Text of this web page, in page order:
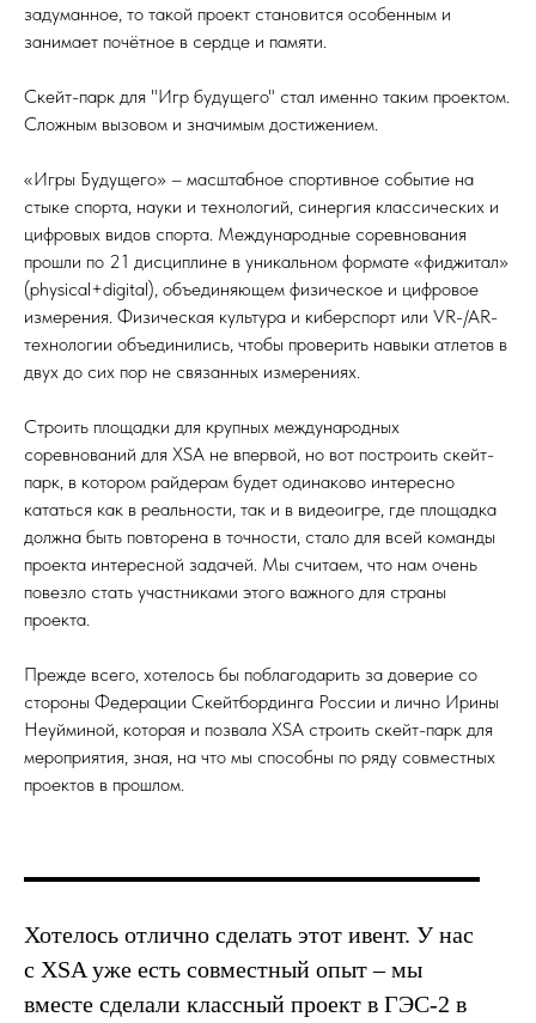
задуманное, то такой проект становится особенным и
занимает почётное в сердце и памяти.
Скейт-парк для "Игр будущего" стал именно таким проектом.
Сложным вызовом и значимым достижением.
«Игры Будущего» – масштабное спортивное событие на
стыке спорта, науки и технологий, синергия классических и
цифровых видов спорта. Международные соревнования
прошли по 21 дисциплине в уникальном формате «фиджитал»
(physical+digital), объединяющем физическое и цифровое
измерения. Физическая культура и киберспорт или VR-/AR-
технологии объединились, чтобы проверить навыки атлетов в
двух до сих пор не связанных измерениях.
Строить площадки для крупных международных
соревнований для XSA не впервой, но вот построить скейт-
парк, в котором райдерам будет одинаково интересно
кататься как в реальности, так и в видеоигре, где площадка
должна быть повторена в точности, стало для всей команды
проекта интересной задачей. Мы считаем, что нам очень
повезло стать участниками этого важного для страны
проекта.
Прежде всего, хотелось бы поблагодарить за доверие со
стороны Федерации Скейтбординга России и лично Ирины
Неуйминой, которая и позвала XSA строить скейт-парк для
мероприятия, зная, на что мы способны по ряду совместных
проектов в прошлом.
Хотелось отлично сделать этот ивент. У нас
с XSA уже есть совместный опыт – мы
вместе сделали классный проект в ГЭС-2 в